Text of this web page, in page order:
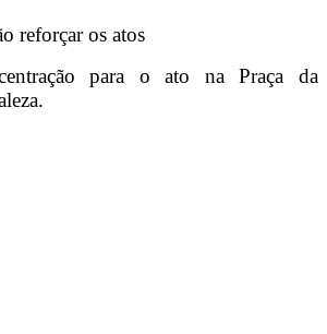
reforçar os atos
para o ato na Praça da